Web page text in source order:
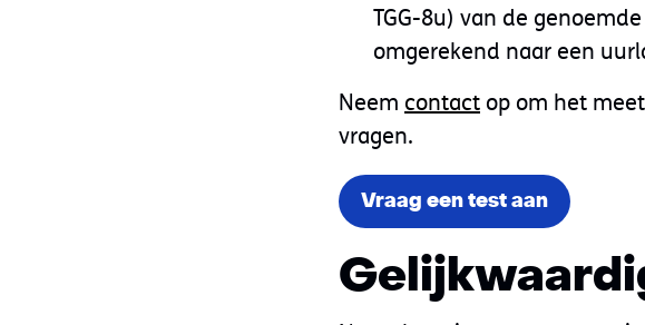
TGG-8u) van de
omgerekend naar een
Neem contact op om het
vragen.
Vraag een test aan